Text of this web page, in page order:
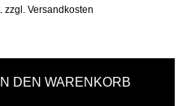
zzgl. Versandkosten
IN DEN WARENKORB